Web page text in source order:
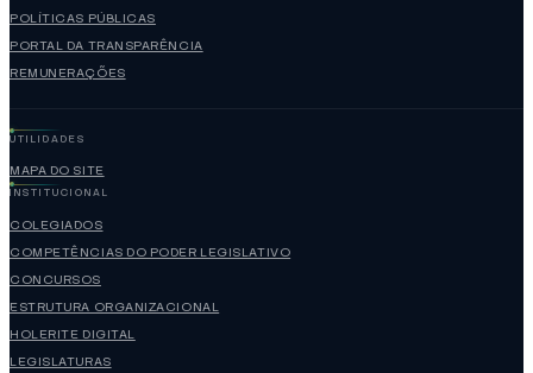
POLÍTICAS PÚBLICAS
PORTAL DA TRANSPARÊNCIA
REMUNERAÇÕES
UTILIDADES
MAPA DO SITE
INSTITUCIONAL
COLEGIADOS
COMPETÊNCIAS DO PODER LEGISLATIVO
CONCURSOS
ESTRUTURA ORGANIZACIONAL
HOLERITE DIGITAL
LEGISLATURAS